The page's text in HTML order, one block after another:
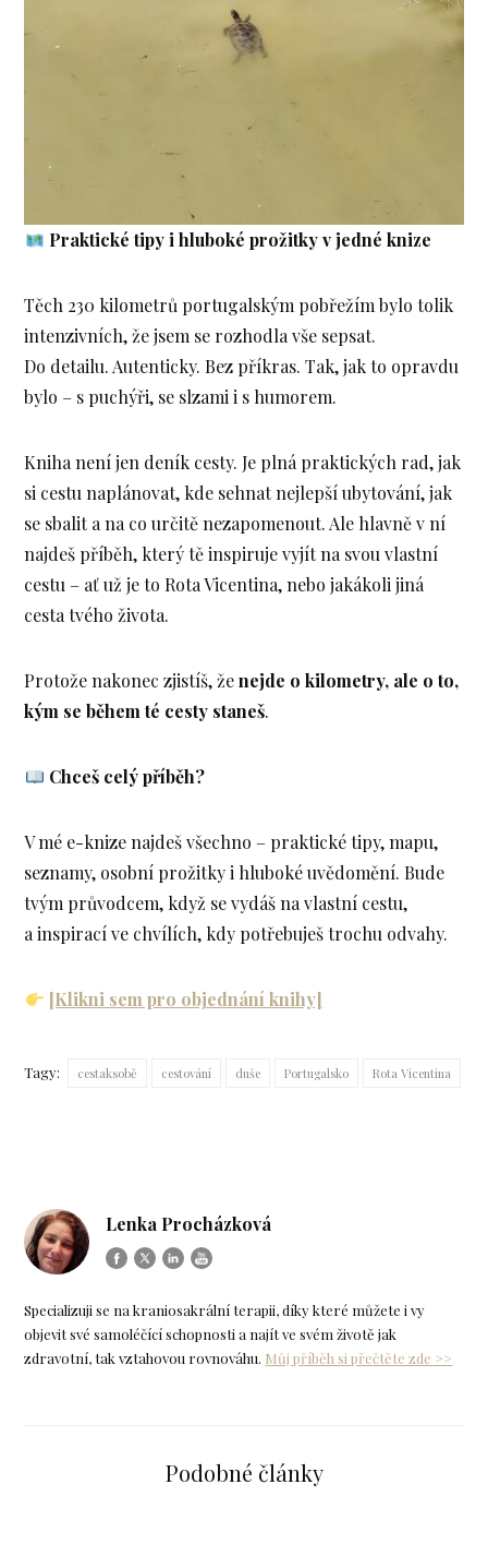
Praktické tipy i hluboké prožitky v jedné knize
Těch 230 kilometrů portugalským pobřežím bylo tolik
intenzivních, že jsem se rozhodla vše sepsat.
Do detailu. Autenticky. Bez příkras. Tak, jak to opravdu
bylo – s puchýři, se slzami i s humorem.
Kniha není jen deník cesty. Je plná praktických rad, jak
si cestu naplánovat, kde sehnat nejlepší ubytování, jak
se sbalit a na co určitě nezapomenout. Ale hlavně v ní
najdeš příběh, který tě inspiruje vyjít na svou vlastní
cestu – ať už je to Rota Vicentina, nebo jakákoli jiná
cesta tvého života.
Protože nakonec zjistíš, ženejde o kilometry, ale o to,
kým se během té cesty staneš.
Chceš celý příběh?
V mé e-knize najdeš všechno – praktické tipy, mapu,
seznamy, osobní prožitky i hluboké uvědomění. Bude
tvým průvodcem, když se vydáš na vlastní cestu,
a inspirací ve chvílích, kdy potřebuješ trochu odvahy.
[Klikni sem pro objednání knihy]
Tagy: cestaksobě cestování duše Portugalsko Rota Vicentina
Lenka Procházková
Specializuji se na kraniosakrální terapii, díky které můžete i vy
objevit své samoléčící schopnosti a najít ve svém životě jak
zdravotní, tak vztahovou rovnováhu. Můj příběh si přečtěte zde >>
Podobné články